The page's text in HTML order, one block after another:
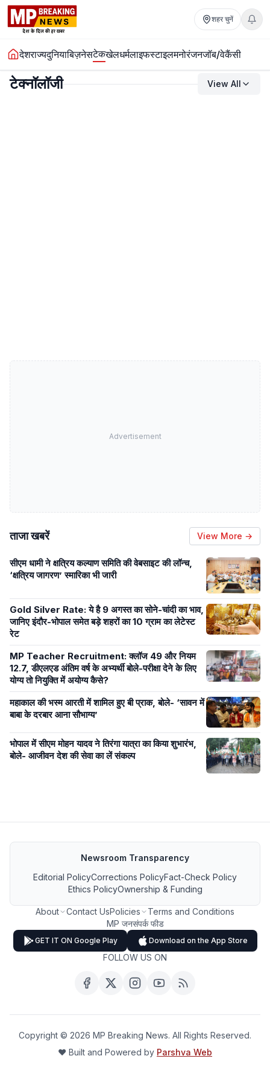
शहर चुनें
देशराज्यदुनियाबिज़नेसटेकखेलधर्मलाइफस्टाइलमनोरंजनजॉब/वेकैंसी
टेक्नॉलॉजी View All
Advertisement
ताजा खबरें View More →
सीएम धामी ने क्षत्रिय कल्याण समिति की वेबसाइट की लॉन्च,
‘क्षत्रिय जागरण’ स्मारिका भी जारी
Gold Silver Rate: ये है 9 अगस्त का सोने-चांदी का भाव,
जानिए इंदौर-भोपाल समेत बड़े शहरों का 10 ग्राम का लेटेस्ट
रेट
MP Teacher Recruitment: क्लॉज 49 और नियम
12.7, डीएलएड अंतिम वर्ष के अभ्यर्थी बोले-परीक्षा देने के लिए
योग्य तो नियुक्ति में अयोग्य कैसे?
महाकाल की भस्म आरती में शामिल हुए बी प्राक, बोले- ‘सावन में
बाबा के दरबार आना सौभाग्य’
भोपाल में सीएम मोहन यादव ने तिरंगा यात्रा का किया शुभारंभ,
बोले- आजीवन देश की सेवा का लें संकल्प
Newsroom Transparency
Editorial PolicyCorrections PolicyFact-Check Policy
Ethics PolicyOwnership & Funding
About Contact UsPolicies
Terms and Conditions
MP जनसंपर्क फीड
GET IT ON Google Play Download on the App Store
FOLLOW US ON
Copyright © 2026 MP Breaking News. All Rights Reserved.
❤️ Built and Powered by Parshva Web